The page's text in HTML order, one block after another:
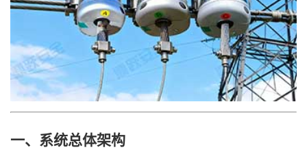
一、系统总体架构